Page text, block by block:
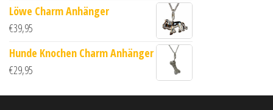
Löwe Charm Anhänger
€39,95
Hunde Knochen Charm Anhänger
€29,95